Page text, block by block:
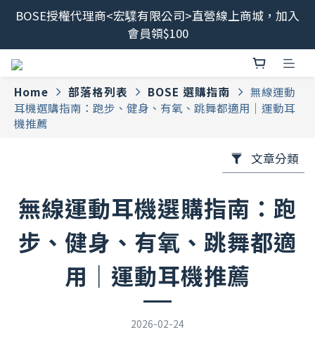
最新消息📢BOSE 售後服務、維修流程調整<2026/6/8
起>
BOSE授權代理商<宏驜有限公司>直營線上商城，加入
會員領$100
會員限定福利開搶！下單即贈BOSE品牌筆記本，錯過
最新消息📢BOSE 售後服務、維修流程調整<2026/6/8
Home 部落格列表 BOSE 選購指南
無線運動
耳機選購指南：跑步、健身、有氧、跳舞都適用｜運動耳
機推薦
文章分類
無線運動耳機選購指南：跑
步、健身、有氧、跳舞都適
用｜運動耳機推薦
2026-02-24